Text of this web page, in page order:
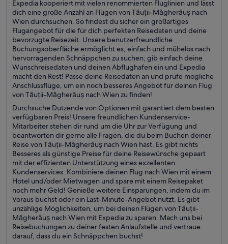
Expedia kooperiert mit vielen renommierten Fluglinien und lässt
dich eine große Anzahl an Flügen von Tăuții-Măgherăuș nach
Wien durchsuchen. So findest du sicher ein großartiges
Flugangebot für die für dich perfekten Reisedaten und deine
bevorzugte Reisezeit. Unsere benutzerfreundliche
Buchungsoberfläche ermöglicht es, einfach und mühelos nach
hervorragenden Schnäppchen zu suchen; gib einfach deine
Wunschreisedaten und deinen Abflughafen ein und Expedia
macht den Rest! Passe deine Reisedaten an und prüfe mögliche
Anschlussflüge, um ein noch besseres Angebot für deinen Flug
von Tăuții-Măgherăuș nach Wien zu finden!
Durchsuche Dutzende von Optionen mit garantiert dem besten
verfügbaren Preis! Unsere freundlichen Kundenservice-
Mitarbeiter stehen dir rund um die Uhr zur Verfügung und
beantworten dir gerne alle Fragen, die du beim Buchen deiner
Reise von Tăuții-Măgherăuș nach Wien hast. Es gibt nichts
Besseres als günstige Preise für deine Reisewünsche gepaart
mit der effizienten Unterstützung eines exzellenten
Kundenservices. Kombiniere deinen Flug nach Wien mit einem
Hotel und/oder Mietwagen und spare mit einem Reisepaket
noch mehr Geld! Genieße weitere Einsparungen, indem du im
Voraus buchst oder ein Last-Minute-Angebot nutzt. Es gibt
unzählige Möglichkeiten, um bei deinen Flügen von Tăuții-
Măgherăuș nach Wien mit Expedia zu sparen. Mach uns bei
Reisebuchungen zu deiner festen Anlaufstelle und vertraue
darauf, dass du ein Schnäppchen buchst!